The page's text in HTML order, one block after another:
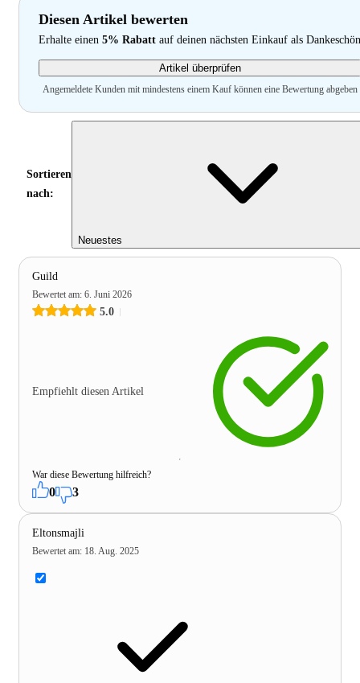
Diesen Artikel bewerten
Erhalte einen 5% Rabatt auf deinen nächsten Einkauf als Dankeschön
Artikel überprüfen
Angemeldete Kunden mit mindestens einem Kauf können eine Bewertung abgeben
Sortieren
nach:
Neuestes
Guild
Bewertet am: 6. Juni 2026
5.0
Empfiehlt diesen Artikel
War diese Bewertung hilfreich?
0 3
Eltonsmajli
Bewertet am: 18. Aug. 2025